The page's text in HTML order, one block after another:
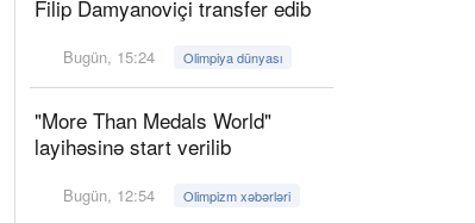
Filip Damyanoviçi transfer edib
Bugün, 15:24 Olimpiya dünyası
"More Than Medals World"
layihəsinə start verilib
Bugün, 12:54 Olimpizm xəbərləri